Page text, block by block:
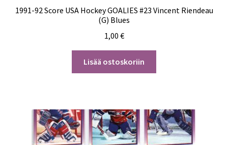
1991-92 Score USA Hockey GOALIES #23 Vincent Riendeau
(G) Blues
1,00 €
Lisää ostoskoriin